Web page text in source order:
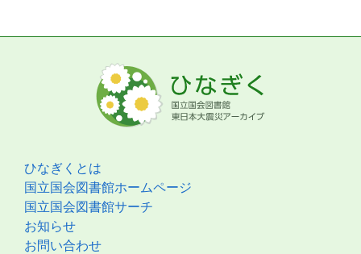
ひなぎくとは
国立国会図書館ホームページ
国立国会図書館サーチ
お知らせ
お問い合わせ